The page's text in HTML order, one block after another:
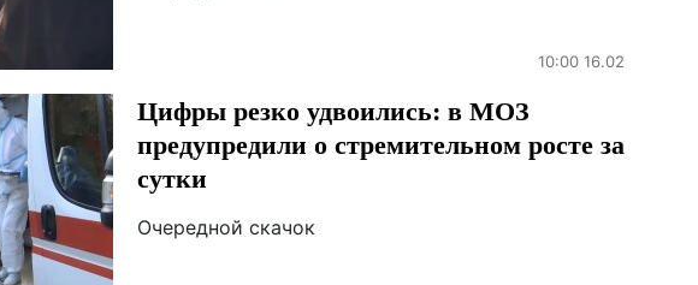
10:00 16.02
Цифры резко удвоились: в МОЗ
предупредили о стремительном росте за
сутки
Очередной скачок